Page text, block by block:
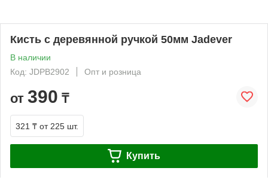
Кисть с деревянной ручкой 50мм Jadever
В наличии
Код: JDPB2902
Опт и розница
от 390 ₸
321 ₸ от 225 шт.
Купить